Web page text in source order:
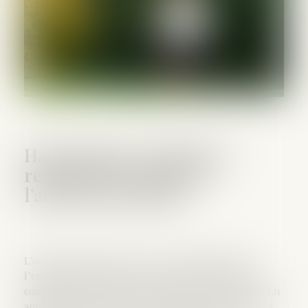
Harcèlement conjugal et
l’autorité parentale
L’autorité parentale est exercée dans l’intérêt de
comportement d’un parent compromet cet intérêt. En